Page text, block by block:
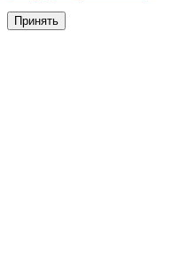
Принять